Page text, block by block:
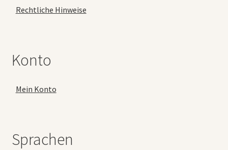
Rechtliche Hinweise
Konto
Mein Konto
Sprachen